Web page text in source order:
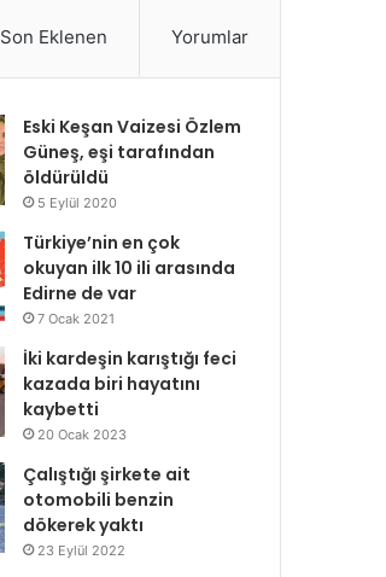
Son Eklenen Yorumlar
Eski Keşan Vaizesi Özlem
Güneş, eşi tarafından
öldürüldü
5 Eylül 2020
Türkiye’nin en çok
okuyan ilk 10 ili arasında
Edirne de var
7 Ocak 2021
İki kardeşin karıştığı feci
kazada biri hayatını
kaybetti
20 Ocak 2023
Çalıştığı şirkete ait
otomobili benzin
dökerek yaktı
23 Eylül 2022